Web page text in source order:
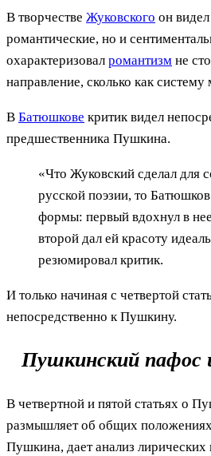
В творчестве Жуковского он
романтические, но и
охарактеризовал романтизм не
направление, сколько как систему
В Батюшкове критик видел
предшественника Пушкина.
«Что Жуковский сделал для
русской поэзии, то Батюшков
формы: первый вдохнул в
второй дал ей красоту
резюмировал критик.
И только начиная с четвертой
непосредственно к Пушкину.
Пушкинский пафос
В четвертной и пятой статьях о
размышляет об общих
Пушкина, дает анализ лирических